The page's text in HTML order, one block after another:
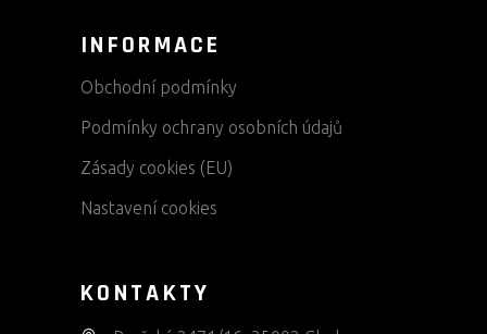
INFORMACE
Obchodní podmínky
Podmínky ochrany osobních údajů
Zásady cookies (EU)
Nastavení cookies
KONTAKTY